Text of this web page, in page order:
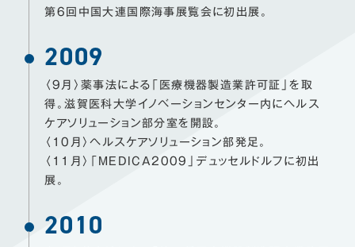
第6回中国大連国際海事展覧会に初出展。
2009
〈9月〉薬事法による「医療機器製造業許可証」を取
得。滋賀医科大学イノベーションセンター内にヘルス
ケアソリューション部分室を開設。
〈10月〉ヘルスケアソリューション部発足。
〈11月〉「MEDICA2009」デュッセルドルフに初出
展。
2010